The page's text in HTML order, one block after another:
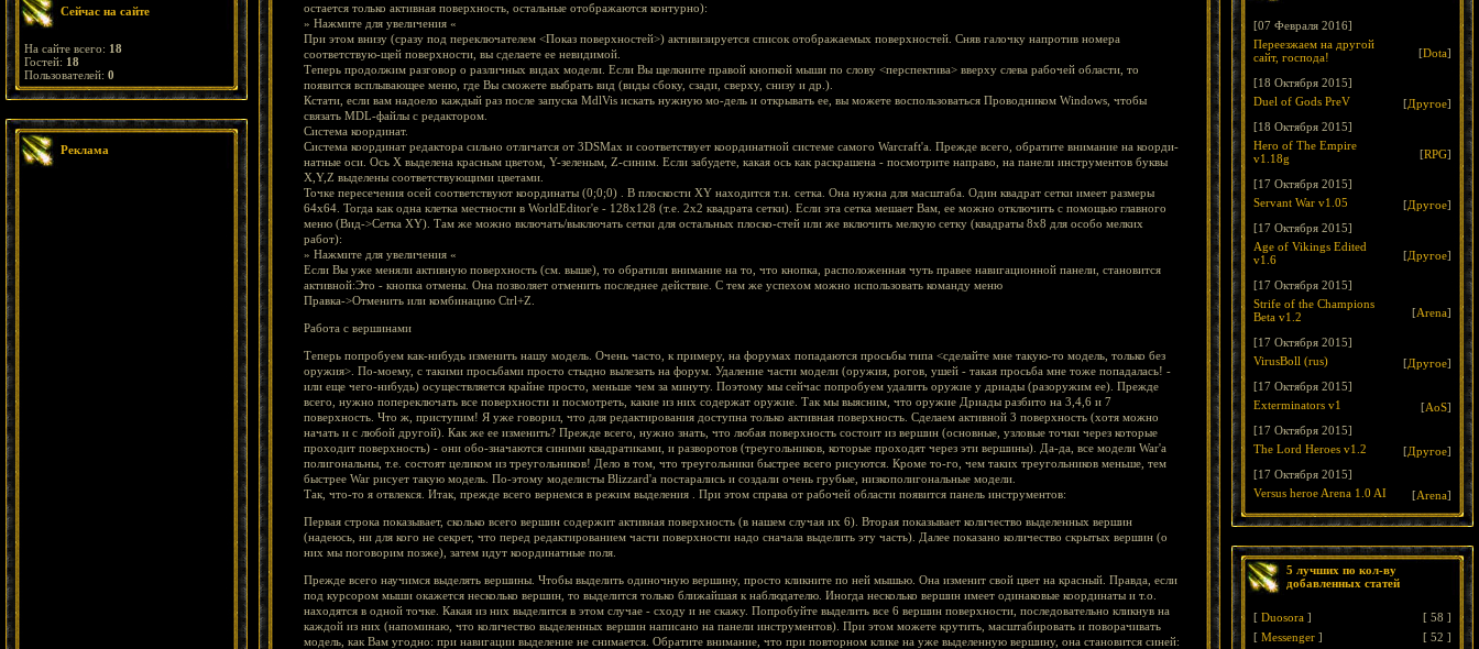
Сейчас на сайте
На сайте всего: 18
Гостей: 18
Пользователей: 0
Реклама
остается только активная поверхность, остальные отображаются контурно):
» Нажмите для увеличения «
При этом внизу (сразу под переключателем <Показ поверхностей>) активизируется список отображаемых поверхностей. Сняв галочку напротив номера
соответствую-щей поверхности, вы сделаете ее невидимой.
Теперь продолжим разговор о различных видах модели. Если Вы щелкните правой кнопкой мыши по слову <перспектива> вверху слева рабочей области, то
появится всплывающее меню, где Вы сможете выбрать вид (виды сбоку, сзади, сверху, снизу и др.).
Кстати, если вам надоело каждый раз после запуска MdlVis искать нужную мо-дель и открывать ее, вы можете воспользоваться Проводником Windows, чтобы
связать MDL-файлы с редактором.
Система координат.
Система координат редактора сильно отличатся от 3DSMax и соответствует координатной системе самого Warcraft'а. Прежде всего, обратите внимание на коорди-
натные оси. Ось X выделена красным цветом, Y-зеленым, Z-синим. Если забудете, какая ось как раскрашена - посмотрите направо, на панели инструментов буквы
X,Y,Z выделены соответствующими цветами.
Точке пересечения осей соответствуют координаты (0;0;0) . В плоскости XY находится т.н. сетка. Она нужна для масштаба. Один квадрат сетки имеет размеры
64x64. Тогда как одна клетка местности в WorldEditor'е - 128x128 (т.е. 2x2 квадрата сетки). Если эта сетка мешает Вам, ее можно отключить с помощью главного
меню (Вид->Сетка XY). Там же можно включать/выключать сетки для остальных плоско-стей или же включить мелкую сетку (квадраты 8x8 для особо мелких
работ):
» Нажмите для увеличения «
Если Вы уже меняли активную поверхность (см. выше), то обратили внимание на то, что кнопка, расположенная чуть правее навигационной панели, становится
активной:Это - кнопка отмены. Она позволяет отменить последнее действие. С тем же успехом можно использовать команду меню
Правка->Отменить или комбинацию Ctrl+Z.
Работа с вершинами
Теперь попробуем как-нибудь изменить нашу модель. Очень часто, к примеру, на форумах попадаются просьбы типа <сделайте мне такую-то модель, только без
оружия>. По-моему, с такими просьбами просто стыдно вылезать на форум. Удаление части модели (оружия, рогов, ушей - такая просьба мне тоже попадалась! -
или еще чего-нибудь) осуществляется крайне просто, меньше чем за минуту. Поэтому мы сейчас попробуем удалить оружие у дриады (разоружим ее). Прежде
всего, нужно попереключать все поверхности и посмотреть, какие из них содержат оружие. Так мы выясним, что оружие Дриады разбито на 3,4,6 и 7
поверхность. Что ж, приступим! Я уже говорил, что для редактирования доступна только активная поверхность. Сделаем активной 3 поверхность (хотя можно
начать и с любой другой). Как же ее изменить? Прежде всего, нужно знать, что любая поверхность состоит из вершин (основные, узловые точки через которые
проходит поверхность) - они обо-значаются синими квадратиками, и разворотов (треугольников, которые проходят через эти вершины). Да-да, все модели War'а
полигональны, т.е. состоят целиком из треугольников! Дело в том, что треугольники быстрее всего рисуются. Кроме то-го, чем таких треугольников меньше, тем
быстрее War рисует такую модель. По-этому моделисты Blizzard'а постарались и создали очень грубые, низкополигональные модели.
Так, что-то я отвлекся. Итак, прежде всего вернемся в режим выделения . При этом справа от рабочей области появится панель инструментов:
Первая строка показывает, сколько всего вершин содержит активная поверхность (в нашем случая их 6). Вторая показывает количество выделенных вершин
(надеюсь, ни для кого не секрет, что перед редактированием части поверхности надо сначала выделить эту часть). Далее показано количество скрытых вершин (о
них мы поговорим позже), затем идут координатные поля.
Прежде всего научимся выделять вершины. Чтобы выделить одиночную вершину, просто кликните по ней мышью. Она изменит свой цвет на красный. Правда, если
под курсором мыши окажется несколько вершин, то выделится только ближайшая к наблюдателю. Иногда несколько вершин имеет одинаковые координаты и т.о.
находятся в одной точке. Какая из них выделится в этом случае - сходу и не скажу. Попробуйте выделить все 6 вершин поверхности, последовательно кликнув на
каждой из них (напоминаю, что количество выделенных вершин написано на панели инструментов). При этом можете крутить, масштабировать и поворачивать
модель, как Вам угодно: при навигации выделение не снимается. Обратите внимание, что при повторном клике на уже выделенную вершину, она становится синей:
[07 Февраля 2016]
Переезжаем на другой
сайт, господа!
[Dota]
[18 Октября 2015]
Duel of Gods PreV
[Другое]
[18 Октября 2015]
Hero of The Empire
v1.18g
[RPG]
[17 Октября 2015]
Servant War v1.05
[Другое]
[17 Октября 2015]
Age of Vikings Edited
v1.6
[Другое]
[17 Октября 2015]
Strife of the Champions
Beta v1.2
[Arena]
[17 Октября 2015]
VirusBoll (rus)
[Другое]
[17 Октября 2015]
Exterminators v1
[AoS]
[17 Октября 2015]
The Lord Heroes v1.2
[Другое]
[17 Октября 2015]
Versus heroe Arena 1.0 AI
[Arena]
5 лучших по кол-ву
добавленных статей
[ Duosora ] [ 58 ]
[ Messenger ] [ 52 ]